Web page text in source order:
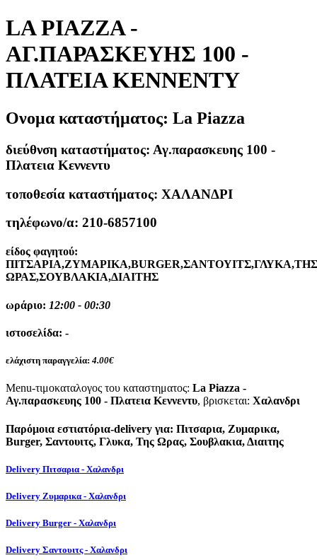
LA PIAZZA -
ΑΓ.ΠΑΡΑΣΚΕΥΗΣ 100 -
ΠΛΑΤΕΙΑ ΚΕΝΝΕΝΤΥ
Ονομα καταστήματος: La Piazza
διεύθνση καταστήματος: Αγ.παρασκευης 100 -
Πλατεια Κεννεντυ
τοποθεσία καταστήματος: ΧΑΛΑΝΔΡΙ
τηλέφωνο/α: 210-6857100
είδος φαγητού:
ΠΙΤΣΑΡΙΑ,ΖΥΜΑΡΙΚΑ,BURGER,ΣΑΝΤΟΥΙΤΣ,ΓΛΥΚΑ,ΤΗΣ
ΩΡΑΣ,ΣΟΥΒΛΑΚΙΑ,ΔΙΑΙΤΗΣ
ωράριο: 12:00 - 00:30
ιστοσελίδα: -
ελάχιστη παραγγελία: 4.00€
Menu-τιμοκαταλογος του καταστηματος: La Piazza -
Αγ.παρασκευης 100 - Πλατεια Κεννεντυ, βρισκεται: Χαλανδρι
Παρόμοια εστιατόρια-delivery για: Πιτσαρια, Ζυμαρικα,
Burger, Σαντουιτς, Γλυκα, Της Ωρας, Σουβλακια, Διαιτης
Delivery Πιτσαρια - Χαλανδρι
Delivery Ζυμαρικα - Χαλανδρι
Delivery Burger - Χαλανδρι
Delivery Σαντουιτς - Χαλανδρι